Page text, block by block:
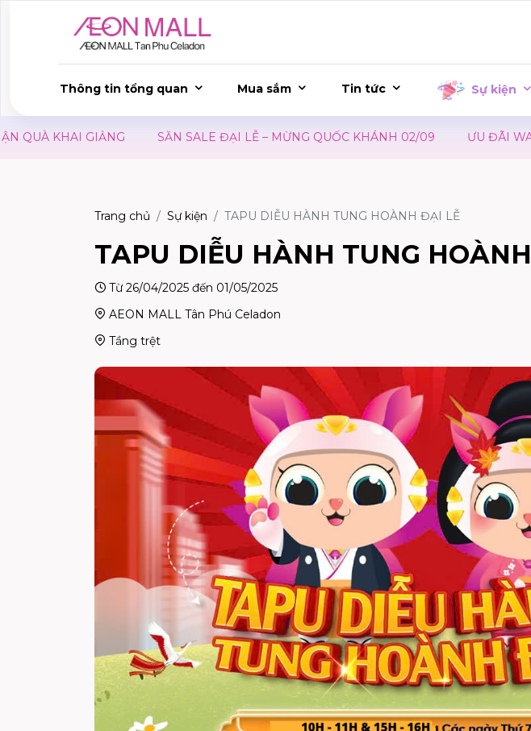
Thông tin tổng quan Mua sắm Tin tức Sự kiện
KHAI GIẢNG SĂN SALE ĐẠI LỄ – MỪNG QUỐC KHÁNH 02/09 ƯU ĐÃI WAON
Trang chủ Sự kiện TAPU DIỄU HÀNH TUNG HOÀNH ĐẠI LỄ
TAPU DIỄU HÀNH TUNG
Từ 26/04/2025 đến 01/05/2025
AEON MALL Tân Phú Celadon
Tầng trệt